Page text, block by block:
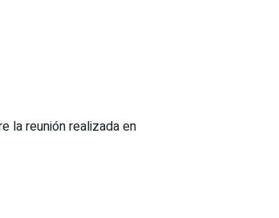
la reunión realizada en